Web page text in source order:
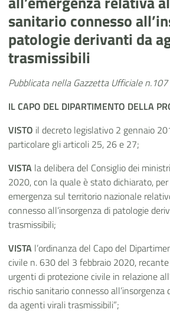
sanitario connesso
patologie derivanti da
trasmissibili
Pubblicata nella Gazzetta Ufficiale
IL CAPO DEL DIPARTIMENTO DELLA
VISTO il decreto legislativo 2 gennaio
particolare gli articoli 25, 26 e 27;
VISTA la delibera del Consiglio dei
2020, con la quale è stato dichiarato,
emergenza sul territorio nazionale
connesso all’insorgenza di patologie
trasmissibili;
VISTA l’ordinanza del Capo del
civile n. 630 del 3 febbraio 2020,
urgenti di protezione civile in relazione
rischio sanitario connesso
da agenti virali trasmissibili”;